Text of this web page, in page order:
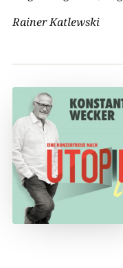
Rainer Katlewski